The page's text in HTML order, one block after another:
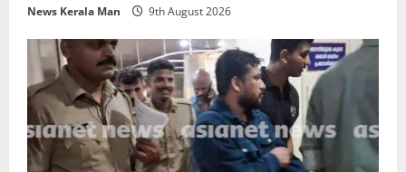
News Kerala Man 9th August 2026